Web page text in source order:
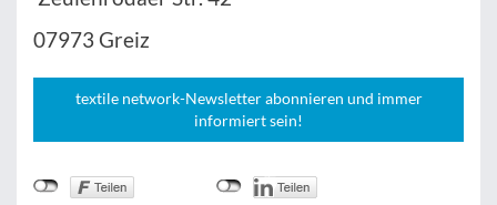
07973 Greiz
textile network-Newsletter abonnieren und immer
informiert sein!